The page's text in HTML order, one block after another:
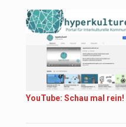
YouTube: Schau mal rein!